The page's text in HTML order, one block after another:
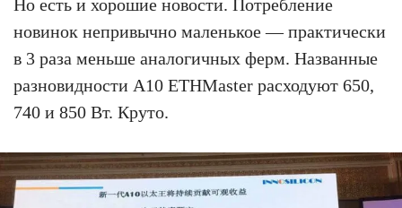
Но есть и хорошие новости. Потребление
новинок непривычно маленькое — практически
в 3 раза меньше аналогичных ферм. Названные
разновидности A10 ETHMaster расходуют 650,
740 и 850 Вт. Круто.